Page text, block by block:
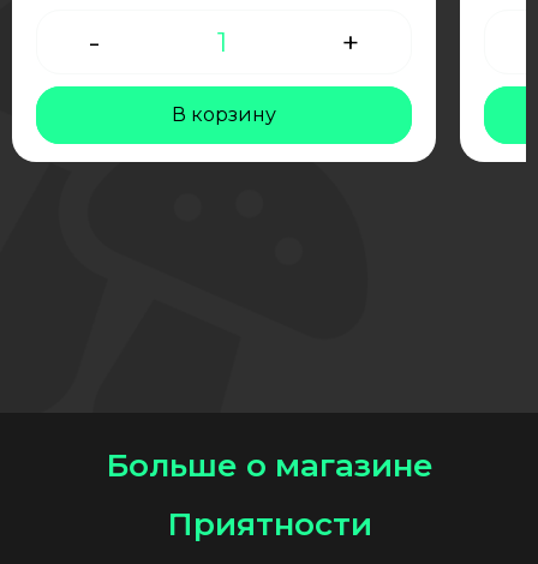
-
Количество
товара
magic
big
+
В корзину
Больше о магазине
Приятности